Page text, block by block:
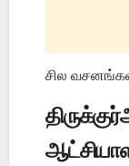
சில